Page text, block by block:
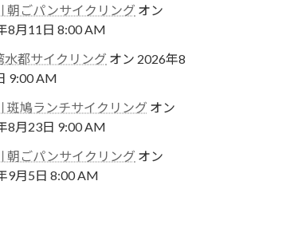
朝ごパンサイクリング オン
8月11日 8:00 AM
水都サイクリング オン 2026年8
9:00 AM
斑鳩ランチサイクリング オン
8月23日 9:00 AM
朝ごパンサイクリング オン
9月5日 8:00 AM